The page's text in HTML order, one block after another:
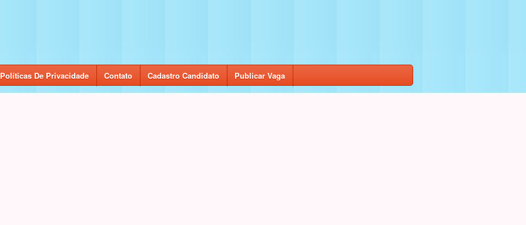
Políticas De Privacidade Contato Cadastro Candidato Publicar Vaga